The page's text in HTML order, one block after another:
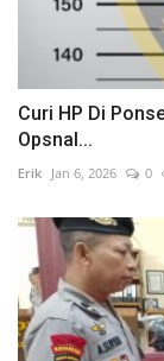
Curi HP Di
Opsnal...
Erik Jan 6, 2026 0